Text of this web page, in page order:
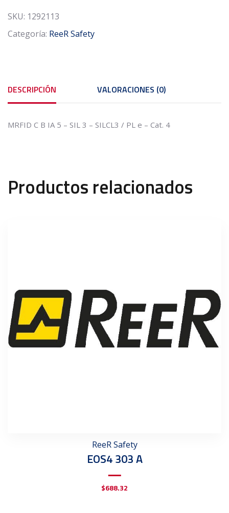
cantidad
SKU: 1292113
Categoría: ReeR Safety
DESCRIPCIÓN VALORACIONES (0)
MRFID C B IA 5 – SIL 3 – SILCL3 / PL e – Cat. 4
Productos relacionados
ReeR Safety
EOS4 303 A
$688.32